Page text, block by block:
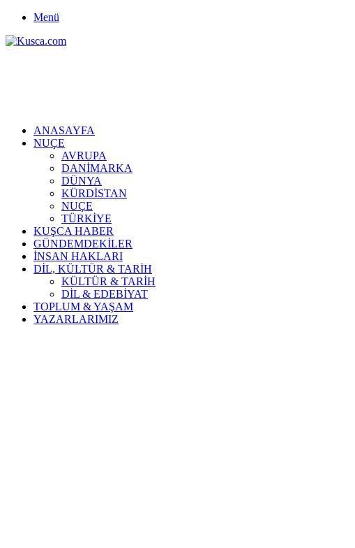
Menü
ANASAYFA
NUÇE
AVRUPA
DANİMARKA
DÜNYA
KÜRDİSTAN
NUÇE
TÜRKİYE
KUŞCA HABER
GÜNDEMDEKİLER
İNSAN HAKLARI
DİL, KÜLTÜR & TARİH
KÜLTÜR & TARİH
DİL & EDEBİYAT
TOPLUM & YAŞAM
YAZARLARIMIZ